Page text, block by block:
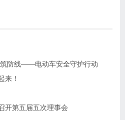
防线——电动车安全守护行动
来！
开第五届五次理事会